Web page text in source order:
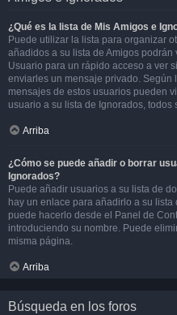
¿Qué es la lista de Mis Amigos e
Puede utilizar la lista para organizar
añadidos a su lista de Amigos
Usuario para un rápido acceso a ver
enviarles un mensaje privado. Según
mensajes de estos usuarios pueden
usuario a su lista de Ignorados,
Arriba
¿Cómo se puede añadir o borrar
Ignorados?
Puede añadir usuarios a su lista de
hay un enlace para añadirlo a su lista
puede hacerlo desde el Panel de
introduciendo su nombre. Puede
misma página.
Arriba
Búsqueda en los foros